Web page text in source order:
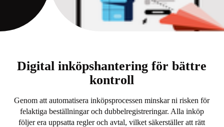
Digital inköpshantering för bättre
kontroll
Genom att automatisera inköpsprocessen minskar ni risken för
felaktiga beställningar och dubbelregistreringar. Alla inköp
följer era uppsatta regler och avtal, vilket säkerställer att rätt